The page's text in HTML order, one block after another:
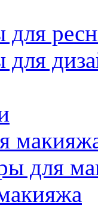
для
для
для